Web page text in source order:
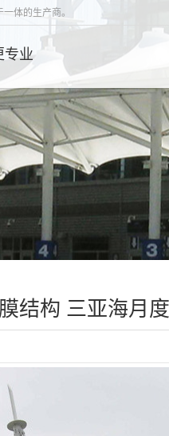
体的生产商。
专业
结构 三亚海月